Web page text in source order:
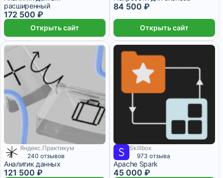
расширенный
172 500 ₽
Открыть сайт
84 500 ₽
Открыть сайт
4 960 ₽/мес
Яндекс.Практикум
240 отзывов
Аналитик данных
121 500 ₽
3 750 ₽/мес 1 месяц
Skillbox
973 отзыва
Apache Spark
45 000 ₽